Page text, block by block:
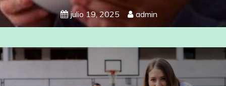
julio 19, 2025 admin